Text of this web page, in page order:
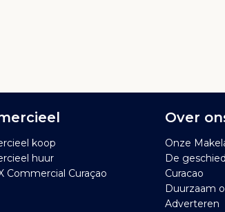
in te plannen, neem vandaag nog
koop
huur
Commercial Curaçao
Over
Onze
De
Curacao
Duurzaam
Adverteren